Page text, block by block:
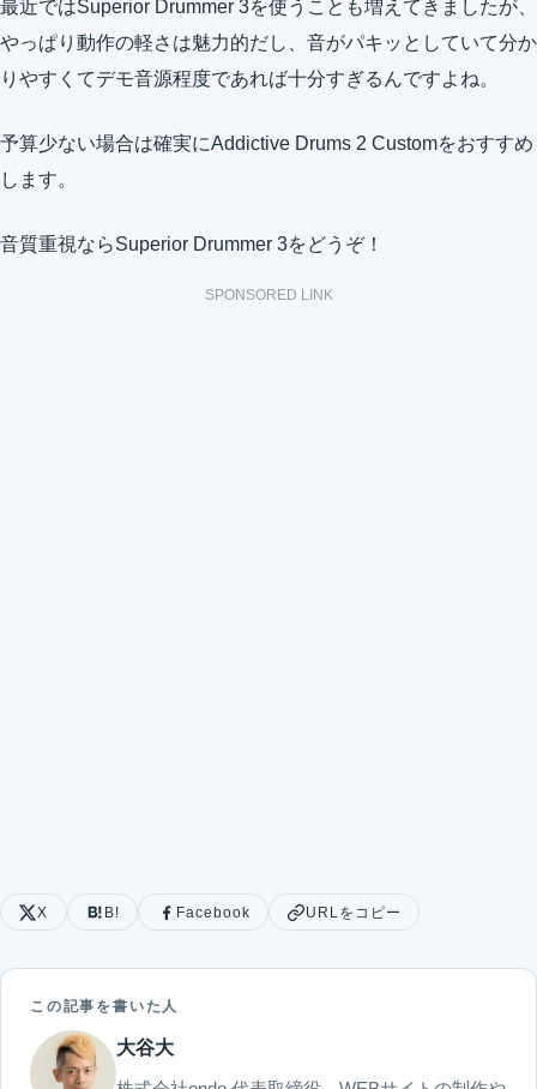
最近ではSuperior Drummer 3を使うことも増えてきましたが、
やっぱり動作の軽さは魅力的だし、音がパキッとしていて分か
りやすくてデモ音源程度であれば十分すぎるんですよね。
予算少ない場合は確実にAddictive Drums 2 Customをおすすめ
します。
音質重視ならSuperior Drummer 3をどうぞ！
SPONSORED LINK
X B! Facebook URLをコピー
この記事を書いた人
大谷大